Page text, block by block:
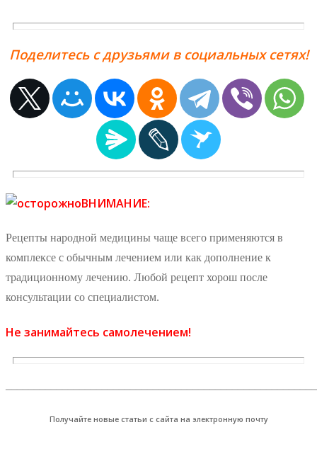
Поделитесь с друзьями в социальных сетях!
ВНИМАНИЕ:
Рецепты народной медицины чаще всего применяются в
комплексе с обычным лечением или как дополнение к
традиционному лечению. Любой рецепт хорош после
консультации со специалистом.
Не занимайтесь самолечением!
Получайте новые статьи с сайта на электронную почту